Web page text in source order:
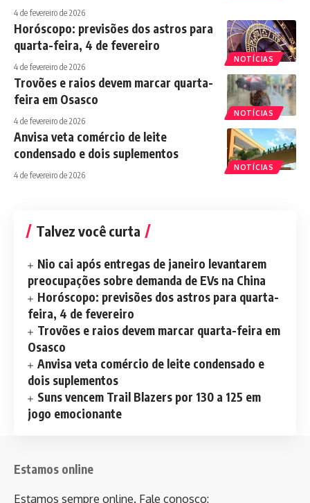
4 de fevereiro de 2026
NOTÍCIAS
Horóscopo: previsões dos astros para
quarta-feira, 4 de fevereiro
4 de fevereiro de 2026
NOTÍCIAS
Trovões e raios devem marcar quarta-
feira em Osasco
4 de fevereiro de 2026
NOTÍCIAS
Anvisa veta comércio de leite
condensado e dois suplementos
4 de fevereiro de 2026
Talvez você curta
Nio cai após entregas de janeiro levantarem
preocupações sobre demanda de EVs na China
Horóscopo: previsões dos astros para quarta-
feira, 4 de fevereiro
Trovões e raios devem marcar quarta-feira em
Osasco
Anvisa veta comércio de leite condensado e
dois suplementos
Suns vencem Trail Blazers por 130 a 125 em
jogo emocionante
Estamos online
Estamos sempre online. Fale conosco: